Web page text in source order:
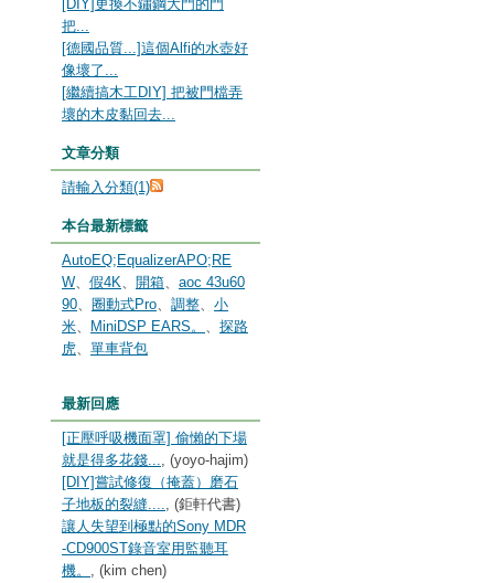
[DIY]更換不鏽鋼大門的門
把...
[德國品質...]這個Alfi的水壺好
像壞了...
[繼續搞木工DIY] 把被門檔弄
壞的木皮黏回去...
文章分類
請輸入分類(1)
本台最新標籤
AutoEQ;EqualizerAPO;RE
W、 假4K、 開箱、 aoc 43u60
90、 圈動式Pro、 調整、 小
米、 MiniDSP EARS。 、 探路
虎、 單車背包
最新回應
[正壓呼吸機面罩] 偷懶的下場
就是得多花錢..., (yoyo-hajim)
[DIY]嘗試修復（掩蓋）磨石
子地板的裂縫...., (鉅軒代書)
讓人失望到極點的Sony MDR
-CD900ST錄音室用監聽耳
機。 , (kim chen)